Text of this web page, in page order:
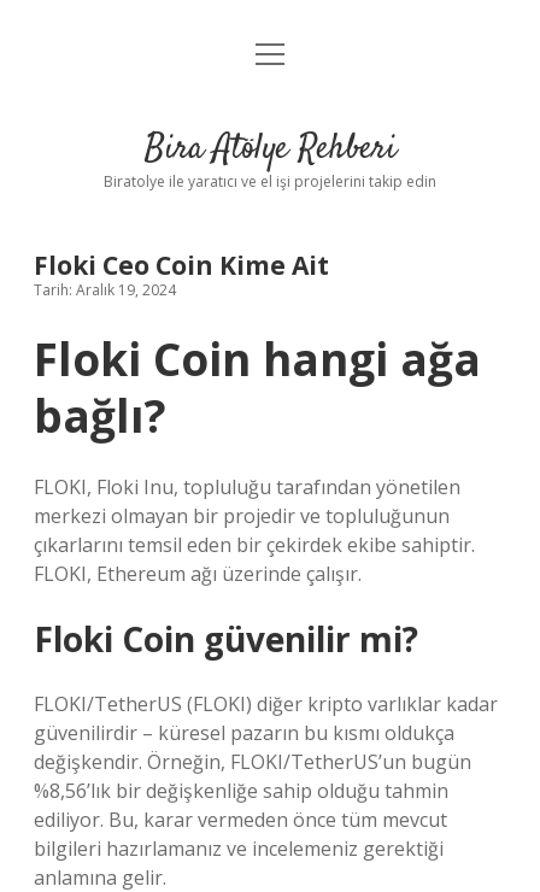
Anasayfa
Yasal Uyarı
menüyü
Bira Atölye Rehberi
Biratolye ile yaratıcı ve el işi projelerini takip edin
Floki Ceo Coin Kime Ait
Tarih: Aralık 19, 2024
Floki Coin hangi ağa
bağlı?
FLOKI, Floki Inu, topluluğu tarafından yönetilen
merkezi olmayan bir projedir ve topluluğunun
çıkarlarını temsil eden bir çekirdek ekibe sahiptir.
FLOKI, Ethereum ağı üzerinde çalışır.
Floki Coin güvenilir mi?
FLOKI/TetherUS (FLOKI) diğer kripto varlıklar kadar
güvenilirdir – küresel pazarın bu kısmı oldukça
değişkendir. Örneğin, FLOKI/TetherUS’un bugün
%8,56’lık bir değişkenliğe sahip olduğu tahmin
ediliyor. Bu, karar vermeden önce tüm mevcut
bilgileri hazırlamanız ve incelemeniz gerektiği
anlamına gelir.